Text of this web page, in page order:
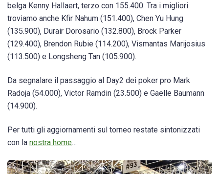
belga Kenny Hallaert, terzo con 155.400. Tra i migliori
troviamo anche Kfir Nahum (151.400), Chen Yu Hung
(135.900), Durair Dorosario (132.800), Brock Parker
(129.400), Brendon Rubie (114.200), Vismantas Marijosius
(113.500) e Longsheng Tan (105.900).
Da segnalare il passaggio al Day2 dei poker pro Mark
Radoja (54.000), Victor Ramdin (23.500) e Gaelle Baumann
(14.900).
Per tutti gli aggiornamenti sul torneo restate sintonizzati
con la nostra home…